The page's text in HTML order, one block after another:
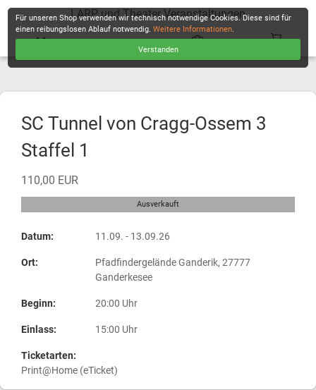
LARP und Theater Veranstaltungen
SC Tunnel von Cragg-Ossem 3
Staffel 1
110,00 EUR
Ausverkauft
Datum: 11.09. - 13.09.26
Ort:
Pfadfindergelände Ganderik, 27777
Ganderkesee
Beginn: 20:00 Uhr
Einlass: 15:00 Uhr
Ticketarten:
Print@Home (eTicket)
Für unseren Shop verwenden wir technisch notwendige Cookies. Diese sind für
einen reibungslosen Ablauf notwendig.Weitere Informationen.
Verstanden